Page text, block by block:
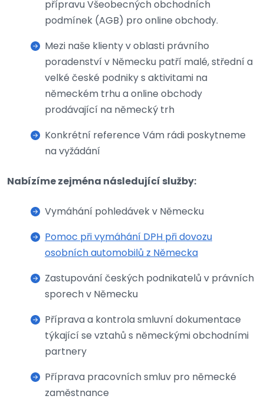
přípravu Všeobecných obchodních
podmínek (AGB) pro online obchody.
Mezi naše klienty v oblasti právního
poradenství v Německu patří malé, střední a
velké české podniky s aktivitami na
německém trhu a online obchody
prodávající na německý trh
Konkrétní reference Vám rádi poskytneme
na vyžádání
Nabízíme zejména následující služby:
Vymáhání pohledávek v Německu
Pomoc při vymáhání DPH při dovozu
osobních automobilů z Německa
Zastupování českých podnikatelů v právních
sporech v Německu
Příprava a kontrola smluvní dokumentace
týkající se vztahů s německými obchodními
partnery
Příprava pracovních smluv pro německé
zaměstnance